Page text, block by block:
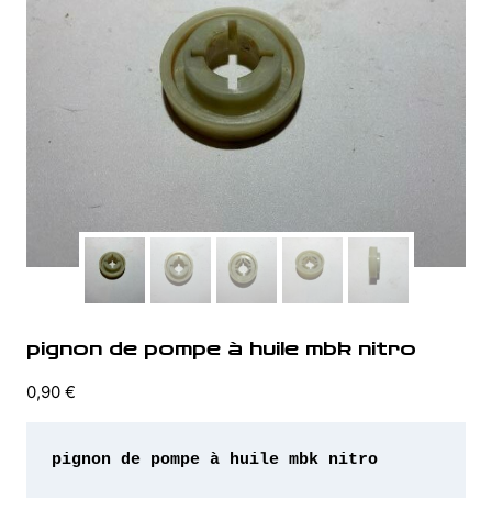
pignon de pompe à huile mbk nitro
0,90 €
pignon de pompe à huile mbk nitro